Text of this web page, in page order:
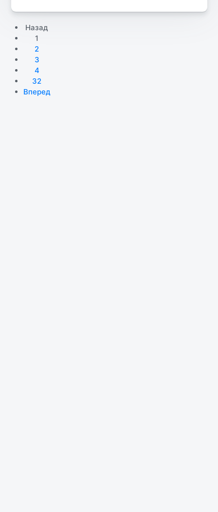
Назад
1
2
3
4
32
Вперед